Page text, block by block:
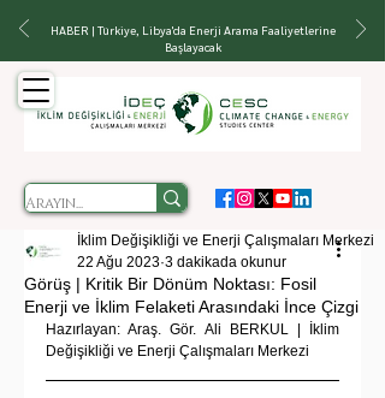
HABER | Türkiye, Libya'da Enerji Arama Faaliyetlerine
Başlayacak
Görüş | Kritik Bir Dönüm Noktası: Fosil
Enerji ve İklim Felaketi Arasındaki İnce Çizgi
İklim Değişikliği ve Enerji Çalışmaları Merkezi
22 Ağu 2023 3 dakikada okunur
Hazırlayan: Araş. Gör. Ali BERKUL | İklim
Değişikliği ve Enerji Çalışmaları Merkezi